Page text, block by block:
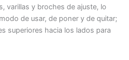
varillas y broches de ajuste, lo
de usar, de poner y de quitar;
superiores hacia los lados para